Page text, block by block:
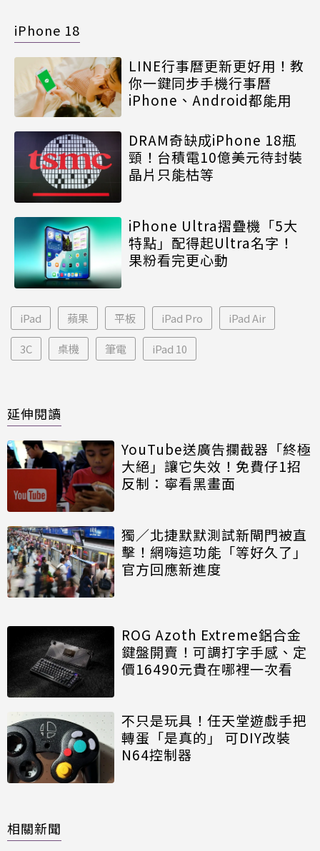
iPhone 18
LINE行事曆更新更好用！教
你一鍵同步手機行事曆
iPhone、Android都能用
DRAM奇缺成iPhone 18瓶
頸！台積電10億美元待封裝
晶片只能枯等
iPhone Ultra摺疊機「5大
特點」配得起Ultra名字！
果粉看完更心動
iPad 蘋果 平板 iPad Pro iPad Air
3C 桌機 筆電 iPad 10
延伸閱讀
YouTube送廣告攔截器「終極
大絕」讓它失效！免費仔1招
反制：寧看黑畫面
獨／北捷默默測試新閘門被直
擊！網嗨這功能「等好久了」
官方回應新進度
ROG Azoth Extreme鋁合金
鍵盤開賣！可調打字手感、定
價16490元貴在哪裡一次看
不只是玩具！任天堂遊戲手把
轉蛋「是真的」 可DIY改裝
N64控制器
相關新聞